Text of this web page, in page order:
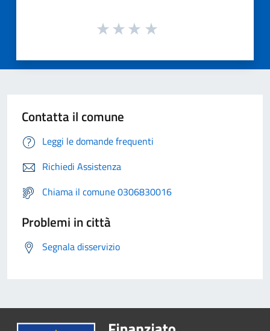
Contatta il comune
Leggi le domande frequenti
Richiedi Assistenza
Chiama il comune 0306830016
Problemi in città
Segnala disservizio